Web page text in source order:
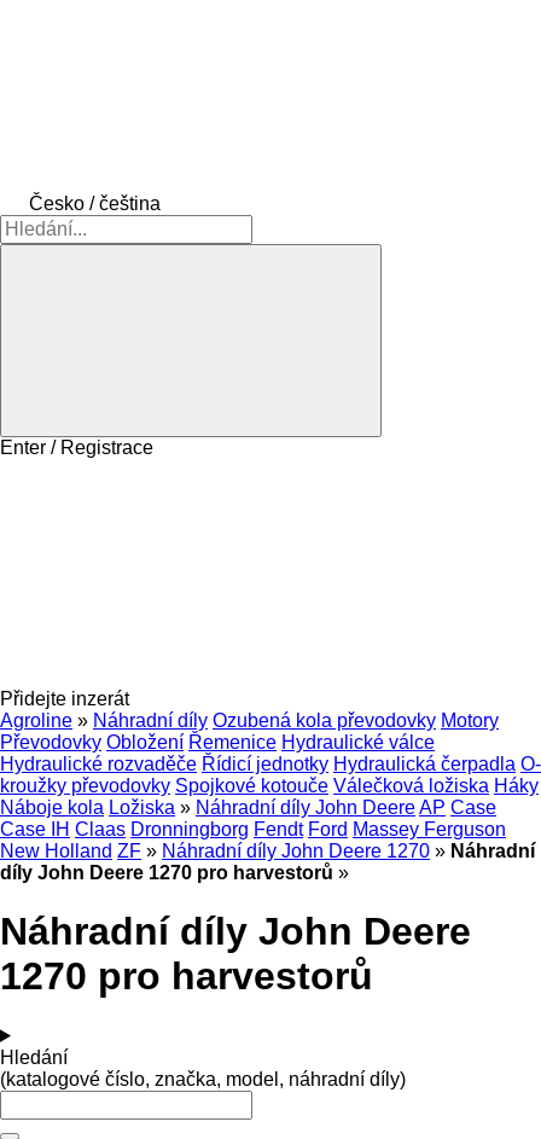
Česko / čeština
Enter / Registrace
Přidejte inzerát
Agroline » Náhradní díly Ozubená kola převodovky Motory
Převodovky Obložení Řemenice Hydraulické válce
Hydraulické rozvaděče Řídicí jednotky Hydraulická čerpadla O-
kroužky převodovky Spojkové kotouče Válečková ložiska Háky
Náboje kola Ložiska » Náhradní díly John DeereAP Case
Case IH Claas Dronningborg Fendt Ford Massey Ferguson
New Holland ZF » Náhradní díly John Deere 1270 » Náhradní
díly John Deere 1270 pro harvestorů »
Náhradní díly John Deere
1270 pro harvestorů
Hledání
(katalogové číslo, značka, model, náhradní díly)